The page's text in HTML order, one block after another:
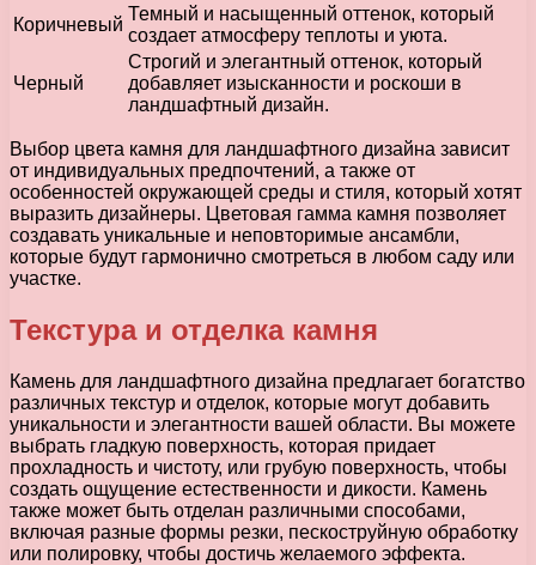
Коричневый
Темный и насыщенный оттенок, который
создает атмосферу теплоты и уюта.
Черный
Строгий и элегантный оттенок, который
добавляет изысканности и роскоши в
ландшафтный дизайн.
Выбор цвета камня для ландшафтного дизайна зависит
от индивидуальных предпочтений, а также от
особенностей окружающей среды и стиля, который хотят
выразить дизайнеры. Цветовая гамма камня позволяет
создавать уникальные и неповторимые ансамбли,
которые будут гармонично смотреться в любом саду или
участке.
Текстура и отделка камня
Камень для ландшафтного дизайна предлагает богатство
различных текстур и отделок, которые могут добавить
уникальности и элегантности вашей области. Вы можете
выбрать гладкую поверхность, которая придает
прохладность и чистоту, или грубую поверхность, чтобы
создать ощущение естественности и дикости. Камень
также может быть отделан различными способами,
включая разные формы резки, пескоструйную обработку
или полировку, чтобы достичь желаемого эффекта.